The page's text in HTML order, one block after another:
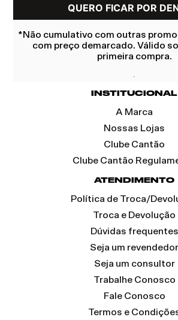
*Não cumulativo com outras
com preço demarcado. Válido
primeira compra.
INSTITUCIONAL
A Marca
Nossas Lojas
Clube Cantão
Clube Cantão
ATENDIMENTO
Política de Troca/
Troca e Devolução
Dúvidas frequentes
Seja um revendedor
Seja um consultor
Trabalhe Conosco
Fale Conosco
Termos e